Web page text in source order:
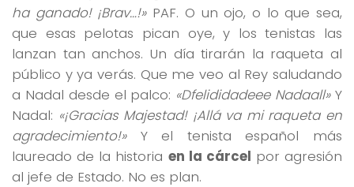
ha ganado! ¡Brav…!»PAF. O un ojo, o lo que sea,
que esas pelotas pican oye, y los tenistas las
lanzan tan anchos. Un día tirarán la raqueta al
público y ya verás. Que me veo al Rey saludando
a Nadal desde el palco: «Dfelididadeee Nadaall»Y
Nadal: «¡Gracias Majestad! ¡Allá va mi raqueta en
agradecimiento!»Y el tenista español más
laureado de la historia en la cárcel por agresión
al jefe de Estado. No es plan.